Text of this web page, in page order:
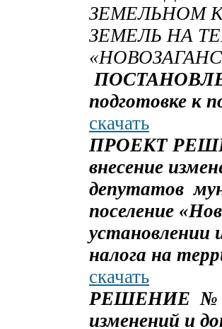
ЗЕМЕЛЬНОМ
ЗЕМЕЛЬ НА
подготовке к
скачать
ПРОЕКТ
внесение
депутатов
поселение
установлении
налога на
скачать
РЕШЕНИЕ №
изменений и